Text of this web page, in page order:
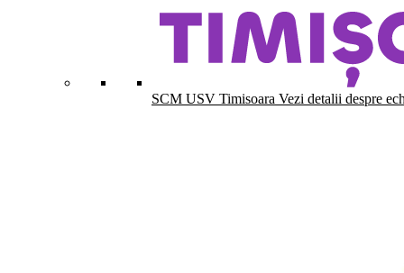
SCM USV Timisoara Vezi detalii despre